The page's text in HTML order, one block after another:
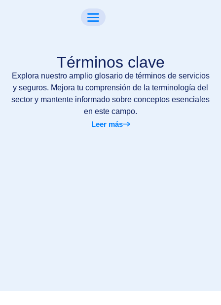
Términos clave
Explora nuestro amplio glosario de términos de servicios
y seguros. Mejora tu comprensión de la terminología del
sector y mantente informado sobre conceptos esenciales
en este campo.
Leer más